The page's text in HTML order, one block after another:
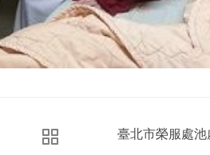
臺北市榮服處